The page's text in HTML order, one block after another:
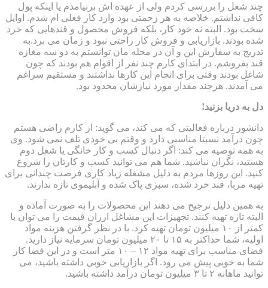
چند شغل را بررسی کردم ولی از عهده اش برنیامدم یا اینکه پول
کافی نداشتم. خلاصه به هر زحمتی بود وارد کار فعلی ام شدم. اوایل
سخت بود. البته نه خود کار، بلکه فروش محصول و قندهایی که خرد
شده بودند. بازاریابی و فروش کار راحتی نبود و زمان می برد.به
تدریج به سفارش این و آن در محله مان توانستم به دو سه مغازه
قند بفروشم. در ابتدای کارم چند نفر از اقوام هم بودند که چون
شاغل بودند وقتی برای انجام این کارها نداشتند و مستقیم سراغم
می آمدند. هرچند مقدار مورد نیازشان محدود بود.
دل به دریا بزنید!
دانشور درباره فعالیتی که می کند، می گوید: از کارم راضی هستم
چون درآمد نسبتا مناسبی دارد و وقتم بی خودی تلف نمی شود. وی
به همه توصیه می کند: اگر دنبال کسب و کار خانگی یا شغل دوم
هستید، نگران نباشید. شما هم می توانید کسب و کارتان را شروع
کنید. این روزها مردم به دلیل مشغله زیاد کاری فرصت چندانی برای
تهیه مربا، قند خرد شده، سبزی پاک شده و آبلیموی تازه ندارند.
به همین دلیل ترجیح می دهند این محصولات را به صورت آماده و
البته تازه تهیه کنند. تجهیزات این مشاغل ارزان قیمت را می توان با
کمتر از ۱۰ میلیون تومان تهیه کرد. با در نظر گرفتن هزینه مواد
اولیه، شما حداکثر به ۱۵ تا ۲۰ میلیون تومان سرمایه نیاز دارید.
فضای مناسب برای تهیه مواد ۱۲ – ۱۰ متر است و در این فضا کار
شما به خوبی پیش می رود. اگر بازاریابی خوبی داشته باشید، می
توانید ماهانه ۲ تا ۳ میلیون تومان درآمد داشته باشید.